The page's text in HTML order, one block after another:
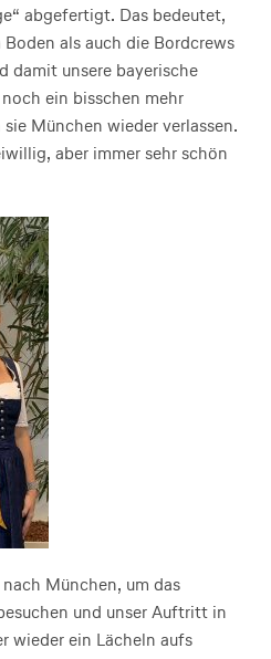
abgefertigt. Das bedeutet,
als auch die Bordcrews
damit unsere bayerische
ein bisschen mehr
München wieder verlassen.
aber immer sehr schön
München, um das
und unser Auftritt in
wieder ein Lächeln aufs